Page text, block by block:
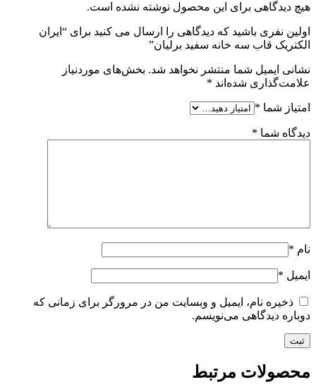
هیچ دیدگاهی برای این محصول نوشته نشده است.
اولین نفری باشید که دیدگاهی را ارسال می کنید برای “ایران
الکتریک قاب سه خانه سفید برلیان”
نشانی ایمیل شما منتشر نخواهد شد. بخش‌های موردنیاز
علامت‌گذاری شده‌اند *
امتیاز شما *
دیدگاه شما *
نام *
ایمیل *
ذخیره نام، ایمیل و وبسایت من در مرورگر برای زمانی که
دوباره دیدگاهی می‌نویسم.
محصولات مرتبط